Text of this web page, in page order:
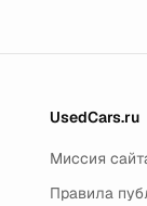
UsedCars.ru
Миссия
Правила